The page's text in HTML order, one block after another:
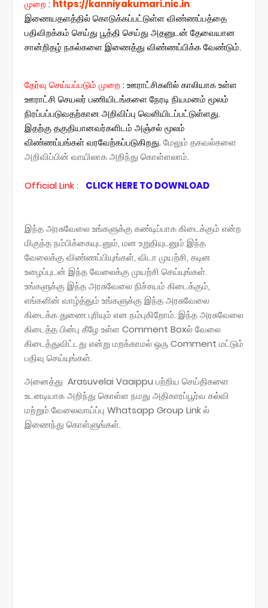
முறை : https://kanniyakumari.nic.in
இணையதளத்தில் கொடுக்கப்பட்டுள்ள விண்ணப்பத்தை
பதிவிறக்கம் செய்து பூத்தி செய்து அதனுடன் தேவையான
சான்றிதழ் நகல்களை இணைத்து விண்ணப்பிக்க வேண்டும்.
தேர்வு செய்யப்படும் முறை : ஊராட்சிகளில் காலியாக உள்ள
ஊராட்சி செயலர் பணியிடங்களை நேரடி நியமனம் மூலம்
நிரப்பப்படுவதற்கான அறிவிப்பு வெளியிடப்பட்டுள்ளது.
இதற்கு தகுதியானவர்களிடம் அஞ்சல் மூலம்
விண்ணப்பங்கள் வரவேற்கப்படுகிறது.மேலும் தகவல்களை
அறிவிப்பின் வாயிலாக அறிந்து கொள்ளலாம்.
OfficialLink: CLICK HERE TO DOWNLOAD
இந்த அரசுவேலை உங்களுக்கு கண்டிப்பாக கிடைக்கும் என்ற
மிகுந்த நம்பிக்கையுடனும், மன உறுதியுடனும் இந்த
வேலைக்கு விண்ணப்பியுங்கள், விடா முயற்சி, கடின
உழைப்புடன் இந்த வேலைக்கு முயற்சி செய்யுங்கள்.
உங்களுக்கு இந்த அரசுவேலை நிச்சயம் கிடைக்கும்,
எங்களின் வாழ்த்தும் உங்களுக்கு இந்த அரசுவேலை
கிடைக்க துணை புரியும் என நம்புகிறோம். இந்த அரசுவேலை
கிடைத்த பின்பு கீழே உள்ள Comment Boxல் வேலை
கிடைத்துவிட்டது என்று மறக்காமல் ஒரு Comment மட்டும்
பதிவு செய்யுங்கள்.
அனைத்து Arasuvelai Vaaippu பற்றிய செய்திகளை
உடனடியாக அறிந்து கொள்ள நமது அதிகாரப்பூர்வ கல்வி
மற்றும் வேலைவாய்ப்பு Whatsapp Group Link ல்
இணைந்து கொள்ளுங்கள்.